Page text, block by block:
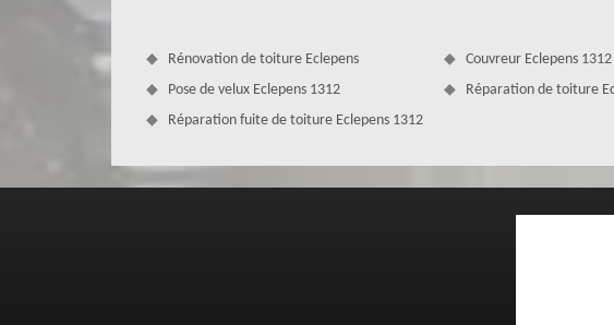
Vos avantages en collaborant avec l’entreprise de
Rénovation de toiture Eclepens
Pose de velux Eclepens 1312
Réparation fuite de toiture Eclepens 1312
Couvreur Eclepens 1312
Réparation de toiture